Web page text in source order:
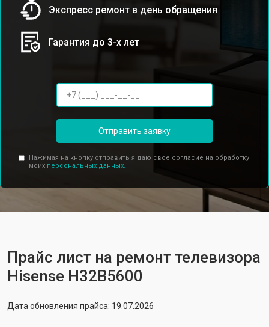
Экспресс ремонт в день обращения
Гарантия до 3-х лет
Отправить заявку
Нажимая на кнопку отправить я даю свое согласие на обработку
моих персональных данных.
Прайс лист на ремонт телевизора
Hisense H32B5600
Дата обновления прайса: 19.07.2026